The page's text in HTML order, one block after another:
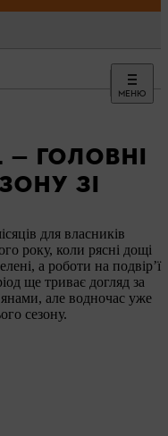
МЕНЮ
— ГОЛОВНІ
ЗІ
для власників
року, коли рясні дощі
а роботи на подвір’ї
ще триває догляд за
але водночас уже
сезону.